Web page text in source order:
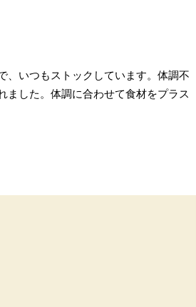
、いつもストックしています。体調不
ました。体調に合わせて食材をプラス